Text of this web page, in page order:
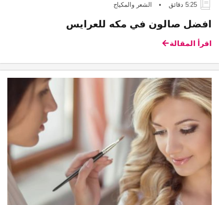
5:25 دقائق • الشعر والمكياج
افضل صالون في مكه للعرايس
اقرأ المقالة